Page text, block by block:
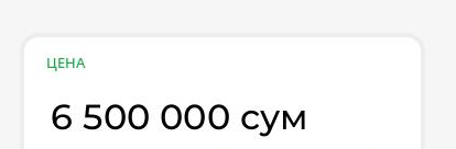
ЦЕНА
6 500 000 сум